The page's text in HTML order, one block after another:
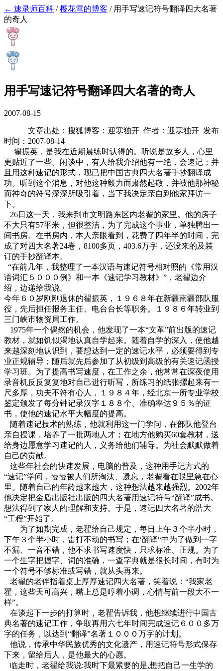
← 速录师百科 / 樱花雪的博客 / 用手写速记符号翻译四大名著
的奇人
用手写速记符号翻译四大名著的奇人
2007-08-15
文章出处：搜狐博客：迎寒独开 作者：迎寒独开 发布
时间：2007-08-14
翟振英，是我在近期晨练时认得的。听说是故乡人，心里
更贴近了一些。闲谈中，有人给我介绍他有一绝，会速记；并
且用这种速记的形式，现已把中国古典四大名著手抄翻译成
功。听到这个消息，对他这种毅力而肃然起敬，并被他那神秘
而神奇的符号深深所吸引着，当下我决定亲自到他家拜访一
下。
26日这一天，我来到市文明路东区内老翟的家里。他的房子
不大只有57平米，但很整洁，为了完成这个事业，单独腾出一
间书房。在书房内，本人亲眼看到，花费了四年半的时间，完
成了对四大名著24卷，8100多页，403.6万字，还没来的及装
订的手抄翻译本。
“在前几年，我整理了一本汉语与速记符号相对照的《常用汉
语词汇５０００例》和一本《速记学习教材》”，老翟边介
绍，边递给我说。
今年６０岁刚刚退休的翟振英，１９６８年在新疆南疆部队服
役，先后担任报务主任、电台台长等职务。１９８６年转业到
三门峡市物资局工作。
1975年一个偶然的机会，他发现了一本“文革”前出版的速记
教材，就如饥似渴地认真自学起来。随着自学的深入，使他越
来越深刻地认识到，要想达到一定的速记水平，必须要得到专
业正规辅导；随后就先后参加了从初级到高级的有关速记函授
学习班。为了提高书写速度，在工作之余，他常常在深夜使用
录音机反反复复地对自己进行听写，所练习的纸张摞起来有一
尺多厚，功夫不符有心人，１９８４年，经北京一所专业学校
鉴定颁发了每分钟记录汉字１８８个、准确率达９５％的证
书，使他的速记水平大幅度的提高。
随着速记技术的熟练，他就利用这一门学问，在部队他登台
亲自授课，培养了一批两地人才；在地方他购买60套教材，送
给身边愿意学习速记的人，义务给他们辅导。为社会默默做着
自己的贡献。
这些年社会的快速发展，电脑的普及，这种用手记方式的
“速记”学问，慢慢被人们所淘汰、遗忘，老翟看在眼里急在心
里。随着自己的年龄越来越大，这种想法越来越强烈。2002年
他决定把金盾出版社出版的四大名著用速记符号“翻译”成书。
想法得到了家人的理解和支持。于是，速记四大名著的浩大
“工程”开始了。
为了如期完成，老翟给自己规定，每日上午３个半小时，
下午３个半小时，雷打不动的书写；在‘翻译“中为了做到一字
不漏、一音不错，他不求书写速度快，只求标准、正规。为了
一个生字把握字、词的准确，一查字典就是很长时间，有时为
一个符号不够标准或写错，就从头再来。
老翟的老伴指着桌上厚厚速记四大名著，笑着说：“我家老
翟，这些天可高兴，嘴上总是哼着小调，心情与前一段大不一
样”。
在谈起下一步的打算时，老翟告诉我，他想继续进行中国古
典名著的速记工作，争取再用六七年时间完成速记６００多万
字的任务，以达到“翻译”名著１０００万字的计划。
他说，传承中华民族优秀的文化遗产，用速记符号形式保存
下来，留给后人，是他最大的心愿。
临走时，老翟给我说:我时下最紧要的是,想把自己一生学的